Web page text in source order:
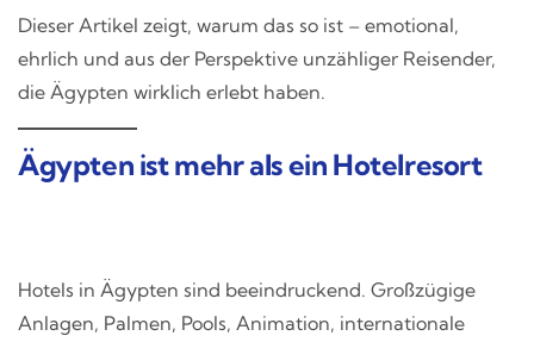
Dieser Artikel zeigt, warum das so ist – emotional,
ehrlich und aus der Perspektive unzähliger Reisender,
die Ägypten wirklich erlebt haben.
Ägypten ist mehr als ein Hotelresort
Hotels in Ägypten sind beeindruckend. Großzügige
Anlagen, Palmen, Pools, Animation, internationale